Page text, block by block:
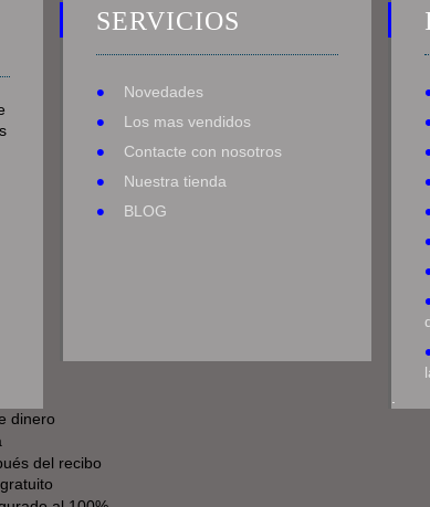
SERVICIOS
Novedades
Los mas vendidos
Contacte con nosotros
Nuestra tienda
BLOG
dinero
del recibo